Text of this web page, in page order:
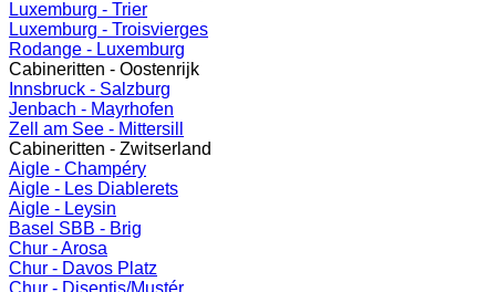
Luxemburg - Trier
Luxemburg - Troisvierges
Rodange - Luxemburg
Cabineritten - Oostenrijk
Innsbruck - Salzburg
Jenbach - Mayrhofen
Zell am See - Mittersill
Cabineritten - Zwitserland
Aigle - Champéry
Aigle - Les Diablerets
Aigle - Leysin
Basel SBB - Brig
Chur - Arosa
Chur - Davos Platz
Chur - Disentis/Mustér